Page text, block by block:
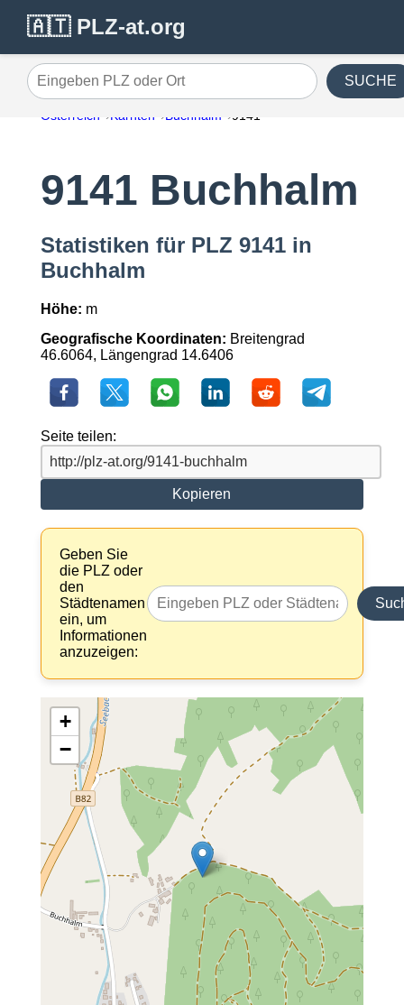
🇦🇹 PLZ-at.org
Eingeben PLZ oder Ort SUCHE
Österreich Kärnten Buchhalm 9141
9141 Buchhalm
Statistiken für PLZ 9141 in
Buchhalm
Höhe: m
Geografische Koordinaten: Breitengrad
46.6064, Längengrad 14.6406
Seite teilen:
Kopieren
Geben Sie
die PLZ oder
den
Städtenamen
ein, um
Informationen
anzuzeigen:
+
−